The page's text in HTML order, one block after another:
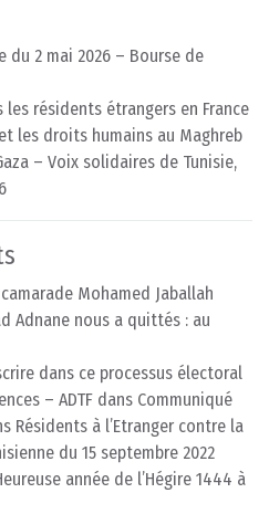
du 2 mai 2026 – Bourse de
résidents étrangers en France
les droits humains au Maghreb
– Voix solidaires de Tunisie,
Mohamed Jaballah
Adnane nous a quittés : au
dans ce processus électoral
– ADTF dans Communiqué
Résidents à l’Etranger contre la
du 15 septembre 2022
année de l’Hégire 1444 à